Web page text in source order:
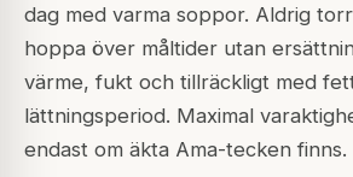
dag med varma soppor. Aldrig
hoppa över måltider utan
värme, fukt och tillräckligt med
lättningsperiod. Maximal
endast om äkta Ama-tecken finns.